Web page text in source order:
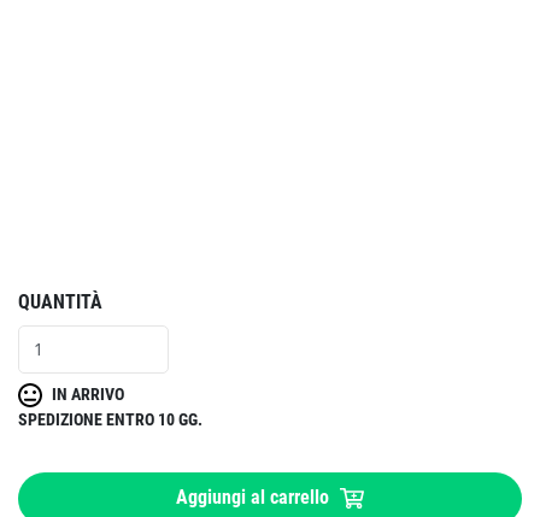
QUANTITÀ
IN ARRIVO
SPEDIZIONE ENTRO 10 GG.
Aggiungi al carrello